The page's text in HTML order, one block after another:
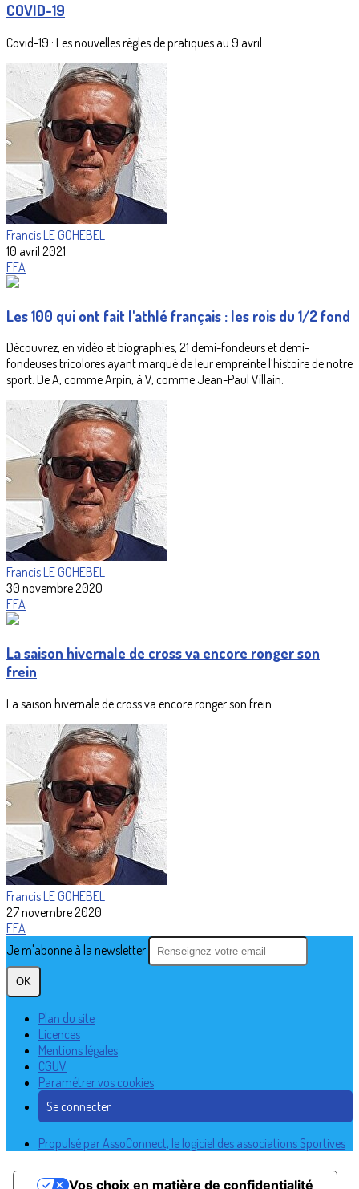
COVID-19
Covid-19 : Les nouvelles règles de pratiques au 9 avril
Francis LE GOHEBEL
10 avril 2021
FFA
Les 100 qui ont fait l'athlé français : les rois du 1/2 fond
Découvrez, en vidéo et biographies, 21 demi-fondeurs et demi-
fondeuses tricolores ayant marqué de leur empreinte l’histoire de notre
sport. De A, comme Arpin, à V, comme Jean-Paul Villain.
Francis LE GOHEBEL
30 novembre 2020
FFA
La saison hivernale de cross va encore ronger son
frein
La saison hivernale de cross va encore ronger son frein
Francis LE GOHEBEL
27 novembre 2020
FFA
Je m'abonne à la newsletter
OK
Plan du site
Licences
Mentions légales
CGUV
Paramétrer vos cookies
Se connecter
Propulsé par AssoConnect, le logiciel des associations Sportives
Vos choix en matière de confidentialité